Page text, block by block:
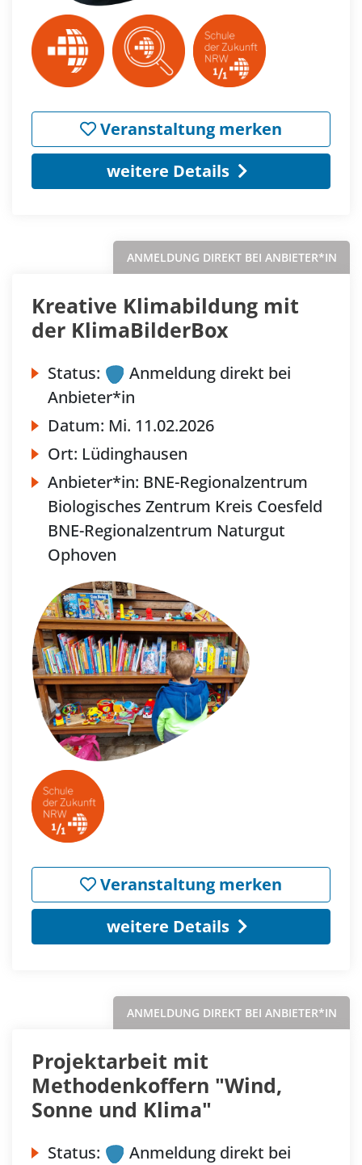
Veranstaltung merken
weitere Details
ANMELDUNG DIREKT BEI ANBIETER*IN
Kreative Klimabildung mit
der KlimaBilderBox
Status:
Anmeldung direkt bei
Anbieter*in
Datum: Mi. 11.02.2026
Ort: Lüdinghausen
Anbieter*in: BNE-Regionalzentrum
Biologisches Zentrum Kreis Coesfeld
BNE-Regionalzentrum Naturgut
Ophoven
Veranstaltung merken
weitere Details
ANMELDUNG DIREKT BEI ANBIETER*IN
Projektarbeit mit
Methodenkoffern "Wind,
Sonne und Klima"
Status:
Anmeldung direkt bei